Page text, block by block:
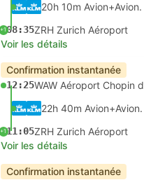
20h 10m Avion+Avion.
+108:35ZRH Zurich Aéroport
Voir les détails
Confirmation instantanée
12:25
22h 40m Avion+Avion.
+111:05ZRH Zurich Aéroport
Voir les détails
Confirmation instantanée